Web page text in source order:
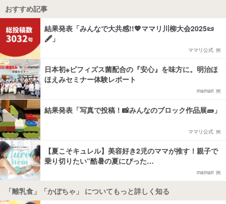
おすすめ記事
結果発表「みんなで大共感!!💖ママリ川柳大会2025📜
🖋️」
ママリ公式
日本初※ビフィズス菌配合の『安心』を味方に。明治ほ
ほえみセミナー体験レポート
mamari
結果発表「写真で投稿！📸みんなのブロック作品展🧱」
ママリ公式
【夏こそキュレル】美容好き2児のママが推す！親子で
乗り切りたい“酷暑の夏にぴった…
mamari
「離乳食」「かぼちゃ」 についてもっと詳しく知る